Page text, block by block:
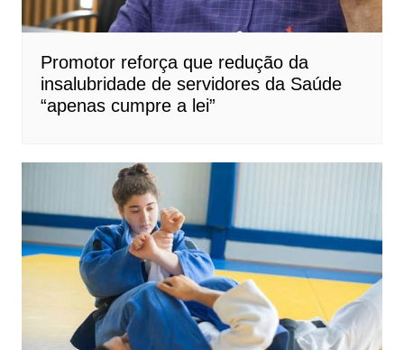
Promotor reforça que redução da
insalubridade de servidores da Saúde
“apenas cumpre a lei”